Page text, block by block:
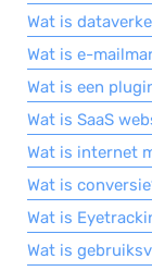
Wat is
Wat is e-
Wat is een
Wat is SaaS
Wat is internet
Wat is
Wat is
Wat is